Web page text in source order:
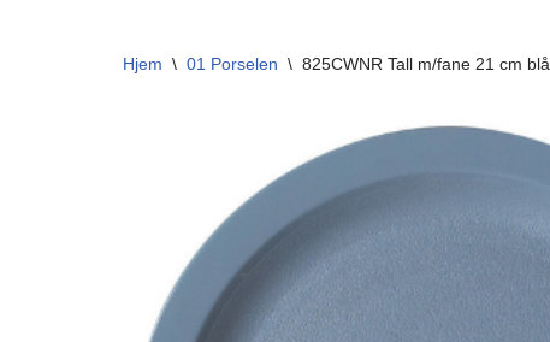
Hjem \ 01 Porselen \ 825CWNR Tall m/fane 21 cm blå